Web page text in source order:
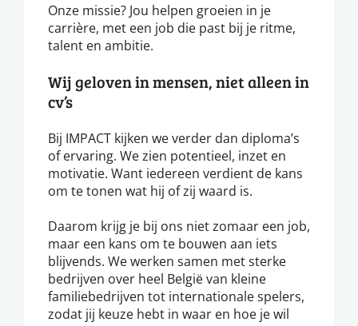
Onze missie? Jou helpen groeien in je
carrière, met een job die past bij je ritme,
talent en ambitie.
Wij geloven in mensen, niet alleen in
cv’s
Bij IMPACT kijken we verder dan diploma’s
of ervaring. We zien potentieel, inzet en
motivatie. Want iedereen verdient de kans
om te tonen wat hij of zij waard is.
Daarom krijg je bij ons niet zomaar een job,
maar een kans om te bouwen aan iets
blijvends. We werken samen met sterke
bedrijven over heel België van kleine
familiebedrijven tot internationale spelers,
zodat jij keuze hebt in waar en hoe je wil